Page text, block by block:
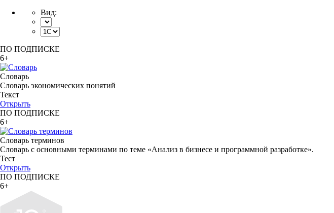
Вид:
ПО ПОДПИСКЕ
6+
Словарь
Словарь экономических понятий
Текст
Открыть
ПО ПОДПИСКЕ
6+
Словарь терминов
Словарь с основными терминами по теме «Анализ в бизнесе и программной разработке».
Тест
Открыть
ПО ПОДПИСКЕ
6+